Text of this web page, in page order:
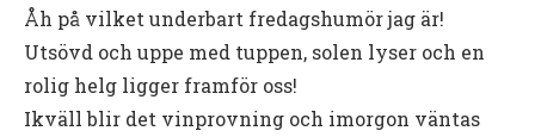
Åh på vilket underbart fredagshumör jag är!
Utsövd och uppe med tuppen, solen lyser och en
rolig helg ligger framför oss!
Ikväll blir det vinprovning och imorgon väntas